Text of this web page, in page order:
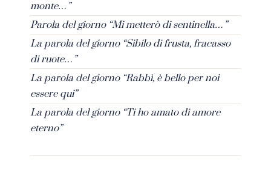
monte…”
Parola del giorno “Mi metterò di sentinella…”
La parola del giorno “Sibilo di frusta, fracasso
di ruote…”
La parola del giorno “Rabbì, è bello per noi
essere qui”
La parola del giorno “Ti ho amato di amore
eterno”